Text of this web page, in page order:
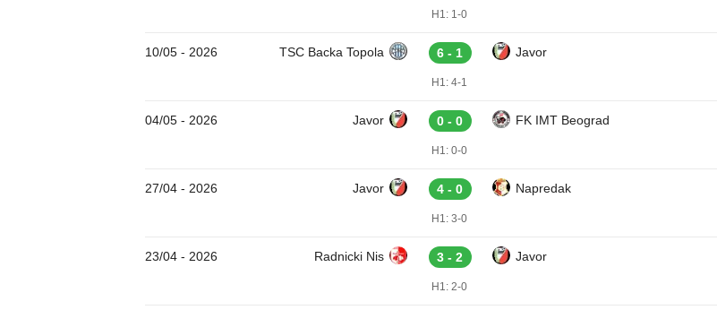
H1: 1-0
10/05 - 2026 TSC Backa Topola 6 - 1 Javor
H1: 4-1
04/05 - 2026 Javor 0 - 0 FK IMT Beograd
H1: 0-0
27/04 - 2026 Javor 4 - 0 Napredak
H1: 3-0
23/04 - 2026 Radnicki Nis 3 - 2 Javor
H1: 2-0